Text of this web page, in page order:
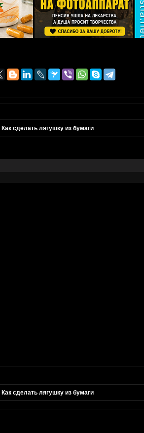
Как сделать лягушку из бумаги
Как сделать лягушку из бумаги